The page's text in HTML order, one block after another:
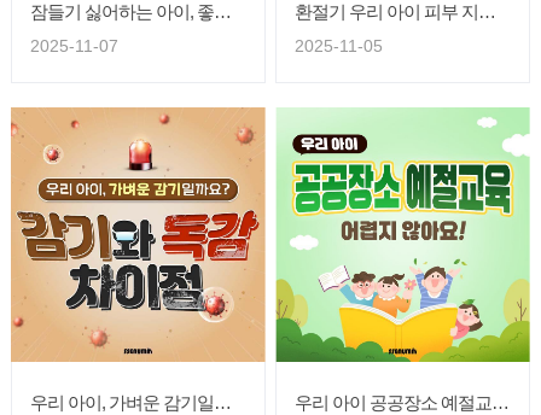
잠들기 싫어하는 아이, 좋은 수면 습관 만드는 법
2025-11-07
환절기 우리 아이 피부 지키는 법
2025-11-05
우리 아이, 가벼운 감기일까요? 감기와 독감 차이점 우리 아이 공공장소 예절교육, 어렵지 않아요!